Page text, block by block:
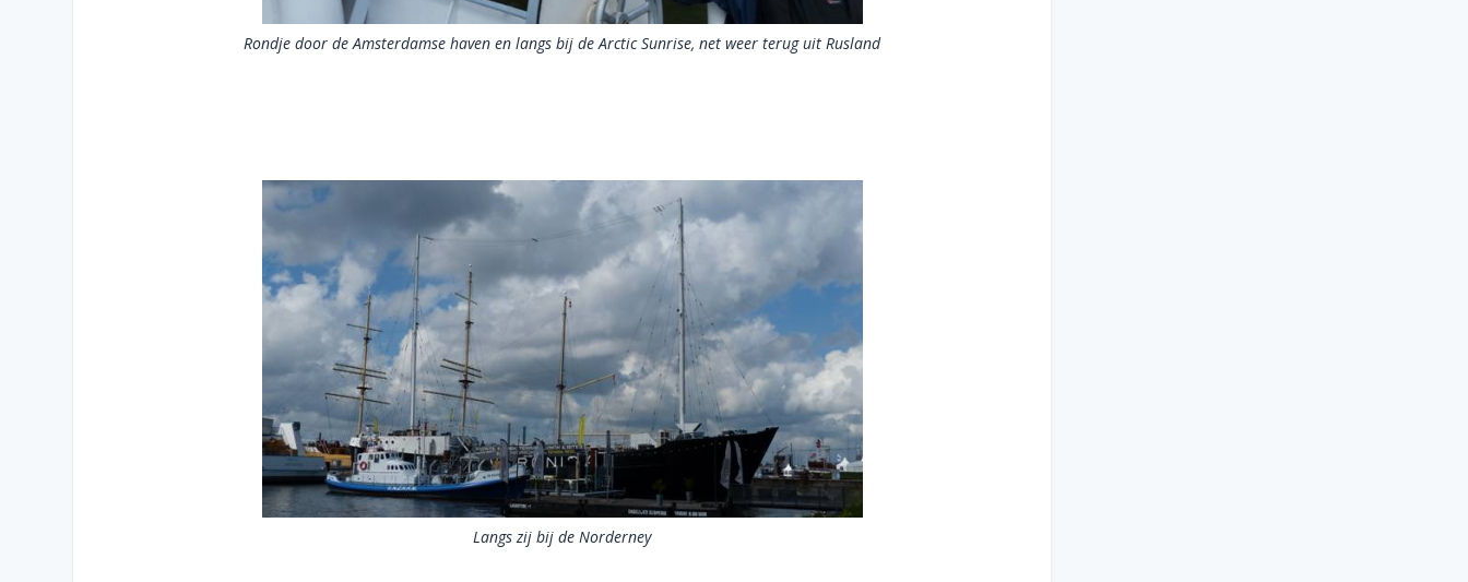
Rondje door de Amsterdamse haven en langs bij de Arctic Sunrise, net weer terug uit Rusland
Langs zij bij de Norderney